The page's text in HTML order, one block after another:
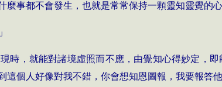
事都不會發生，也就是常常保持一顆靈知靈覺的
時，就能對諸境虛照而不應，由覺知心得妙定，
這個人好像對我不錯，你會想知恩圖報，我要報答